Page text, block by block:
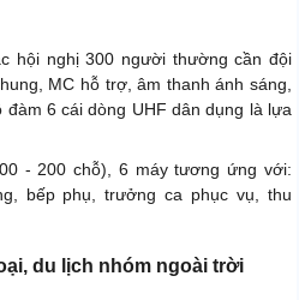
hội nghị 300 người thường cần đội
MC hỗ trợ, âm thanh ánh sáng,
6 cái dòng UHF dân dụng là lựa
- 200 chỗ), 6 máy tương ứng với:
bếp phụ, trưởng ca phục vụ, thu
du lịch nhóm ngoài trời